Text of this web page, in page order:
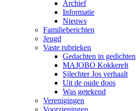
Archief
Informatie
Nieuws
Familieberichten
Jeugd
Vaste rubrieken
Gedachten in gedichten
MAJOBO Kokkerelt
Sjlechter Jos verhaalt
Uit de oude doos
Was getekend
Verenigingen
Voorzieningen